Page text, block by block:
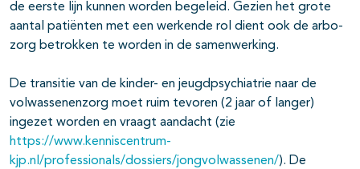
de eerste lijn kunnen worden begeleid. Gezien het grote
aantal patiënten met een werkende rol dient ook de arbo-
zorg betrokken te worden in de samenwerking.
De transitie van de kinder- en jeugdpsychiatrie naar de
volwassenenzorg moet ruim tevoren (2 jaar of langer)
ingezet worden en vraagt aandacht (zie
https://www.kenniscentrum-
kjp.nl/professionals/dossiers/jongvolwassenen/). De